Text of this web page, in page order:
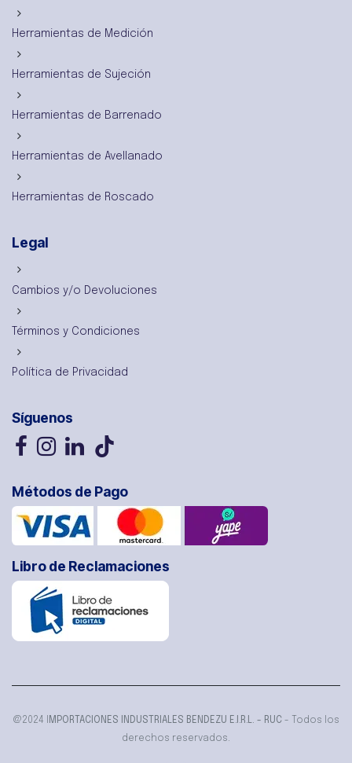
Herramientas de Medición
Herramientas de Sujeción
Herramientas de Barrenado
Herramientas de Avellanado
Herramientas de Roscado
Legal
Cambios y/o Devoluciones
Términos y Condiciones
Política de Privacidad
Síguenos
Métodos de Pago
Libro de Reclamaciones
@2024 I MPORTACIONES INDUSTRIALES BENDEZU E.I.R.L. - RUC - Todos los
derechos reservados.